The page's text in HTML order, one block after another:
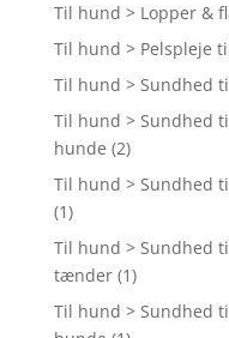
Til hund > Lopper &
Til hund > Pelspleje
Til hund > Sundhed
Til hund > Sundhed
hunde (2)
Til hund > Sundhed
(1)
Til hund > Sundhed
tænder (1)
Til hund > Sundhed